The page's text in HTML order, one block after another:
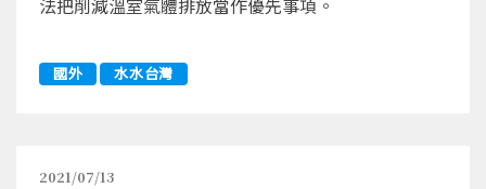
法把削減溫室氣體排放當作優先事項。
國外 水水台灣
2021/07/13